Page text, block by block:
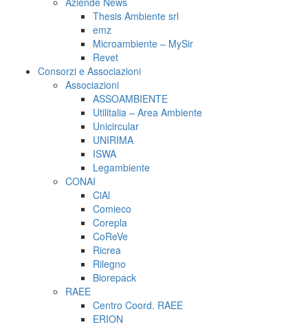
Thesis Ambiente srl
emz
Microambiente – MySir
Revet
Consorzi e Associazioni
Associazioni
ASSOAMBIENTE
Utilitalia – Area Ambiente
Unicircular
UNIRIMA
ISWA
Legambiente
CONAI
CiAl
Comieco
Corepla
CoReVe
Ricrea
Rilegno
Biorepack
RAEE
Centro Coord. RAEE
ERION